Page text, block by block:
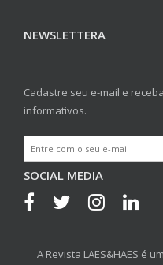
NEWSLETTERA
Cadastre seu e-mail e
informativos.
SOCIAL MEDIA
A Revista LAES&HAES é